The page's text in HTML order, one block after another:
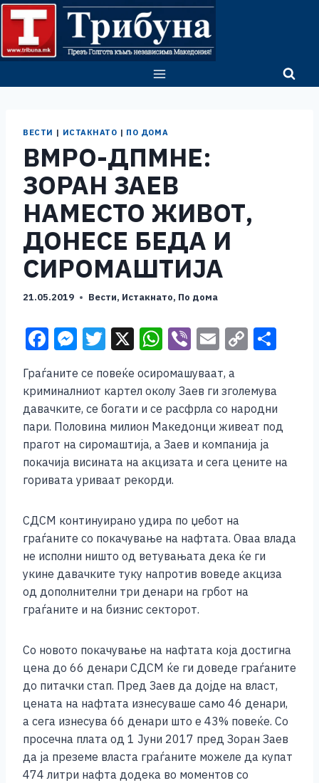
Skip
content
ВЕСТИ | ИСТАКНАТО | ПО ДОМА
ВМРО-ДПМНЕ:
ЗОРАН ЗАЕВ
НАМЕСТО ЖИВОТ,
ДОНЕСЕ БЕДА И
СИРОМАШТИЈА
21.05.2019 Вести, Истакнато, По дома
F
c
e
b
o
o
M
ss
e
n
g
er
T
wi
tt
er
X W
at
s
A
p
p
Vi
er
E
ai
l
C
p
y
Li
n
k
e
Граѓаните се повеќе осиромашуваат, а
криминалниот картел околу Заев ги зголемува
давачките, се богати и се расфрла со народни
пари. Половина милион Македонци живеат под
прагот на сиромаштија, а Заев и компанија ја
покачија висината на акцизата и сега цените на
горивата уриваат рекорди.
СДСМ континуирано удира по џебот на
граѓаните со покачување на нафтата. Оваа влада
не исполни ништо од ветувањата дека ќе ги
укине давачките туку напротив воведе акциза
од дополнителни три денари на грбот на
граѓаните и на бизнис секторот.
Со новото покачување на нафтата која достигна
цена до 66 денари СДСМ ќе ги доведе граѓаните
до питачки стап. Пред Заев да дојде на власт,
цената на нафтата изнесуваше само 46 денари,
а сега изнесува 66 денари што е 43% повеќе. Со
просечна плата од 1 Јуни 2017 пред Зоран Заев
да ја преземе власта граѓаните можеле да купат
474 литри нафта додека во моментов со